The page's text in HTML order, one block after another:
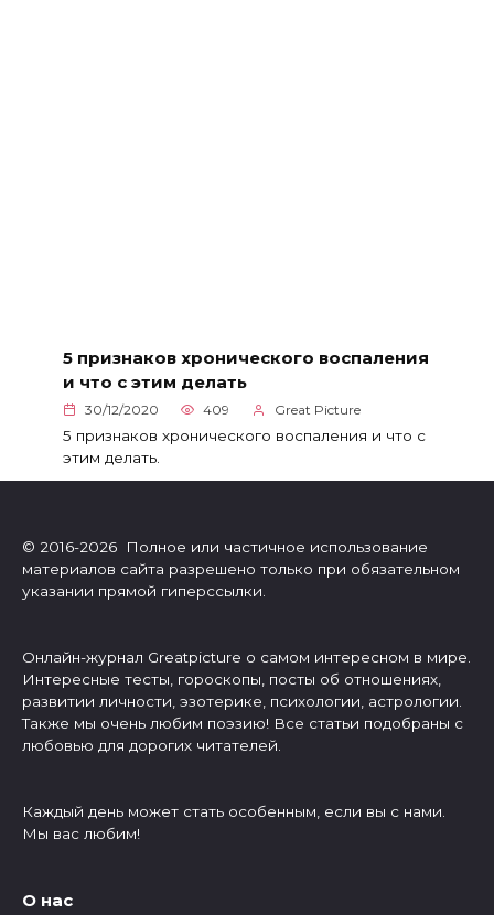
5 признаков хронического воспаления
и что с этим делать
30/12/2020 409 Great Picture
5 признаков хронического воспаления и что с
этим делать.
© 2016-2026 Полное или частичное использование
материалов сайта разрешено только при обязательном
указании прямой гиперссылки.
Онлайн-журнал Greatpicture о самом интересном в мире.
Интересные тесты, гороскопы, посты об отношениях,
развитии личности, эзотерике, психологии, астрологии.
Также мы очень любим поэзию! Все статьи подобраны с
любовью для дорогих читателей.
Каждый день может стать особенным, если вы с нами.
Мы вас любим!
О нас